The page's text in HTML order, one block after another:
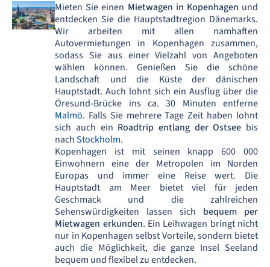
Mieten Sie einen Mietwagen in Kopenhagen und
entdecken Sie die Hauptstadtregion Dänemarks.
Wir arbeiten mit allen namhaften
Autovermietungen in Kopenhagen zusammen,
sodass Sie aus einer Vielzahl von Angeboten
wählen können. Genießen Sie die schöne
Landschaft und die Küste der dänischen
Hauptstadt. Auch lohnt sich ein Ausflug über die
Öresund-Brücke ins ca. 30 Minuten entferne
Malmö. Falls Sie mehrere Tage Zeit haben lohnt
sich auch ein Roadtrip entlang der Ostsee bis
nachStockholm.
Kopenhagen ist mit seinen knapp 600 000
Einwohnern eine der Metropolen im Norden
Europas und immer eine Reise wert. Die
Hauptstadt am Meer bietet viel für jeden
Geschmack und die zahlreichen
Sehenswürdigkeiten lassen sich bequem per
Mietwagen erkunden. Ein Leihwagen bringt nicht
nur in Kopenhagen selbst Vorteile, sondern bietet
auch die Möglichkeit, die ganze Insel Seeland
bequem und flexibel zu entdecken.